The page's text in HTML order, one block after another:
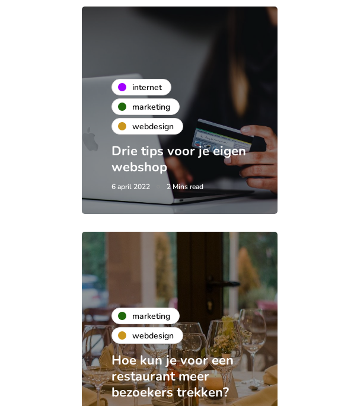
internet
marketing
webdesign
Drie tips voor je eigen
webshop
6 april 2022 2 Mins read
marketing
webdesign
Hoe kun je voor een
restaurant meer
bezoekers trekken?